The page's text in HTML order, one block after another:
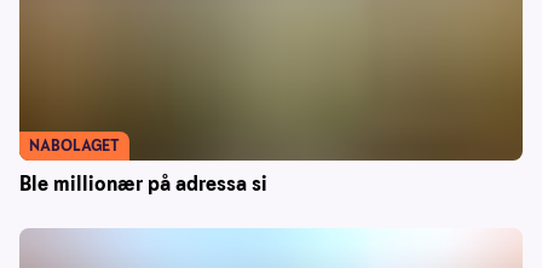
Ble millionær på adressa si
NABOLAGET